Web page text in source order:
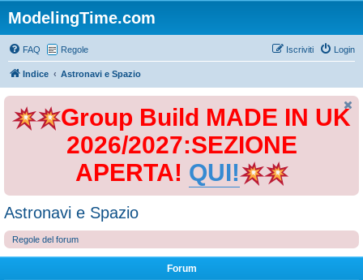
ModelingTime.com
FAQ Regole Login
Iscriviti
Indice Astronavi e Spazio
Group Build MADE IN UK
2026/2027:SEZIONE
APERTA! QUI!
Astronavi e Spazio
Regole del forum
Forum